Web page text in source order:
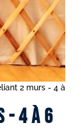
2 murs - 4 à
4 à 6